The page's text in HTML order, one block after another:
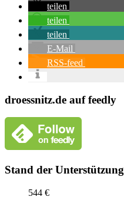
teilen
teilen
teilen
E-Mail
RSS-feed
droessnitz.de auf feedly
Stand der Unterstützung
544 €